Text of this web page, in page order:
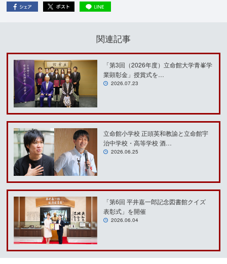
関連記事
「第3回（2026年度）立命館大学青峯学
業顕彰金」授賞式を…
2026.07.23
立命館小学校 正頭英和教諭と立命館宇
治中学校・高等学校 酒…
2026.06.25
「第6回 平井嘉一郎記念図書館クイズ
表彰式」を開催
2026.06.04